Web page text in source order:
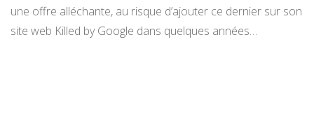
une offre alléchante, au risque d’ajouter ce dernier sur son
site web Killed by Google dans quelques années…